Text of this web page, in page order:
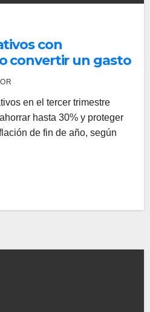
con
convertir un gasto
ventaja
en el tercer trimestre
hasta 30% y proteger
de fin de año, según